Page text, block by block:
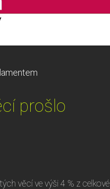
prošlo
věcí ve výši 4 % z celkové